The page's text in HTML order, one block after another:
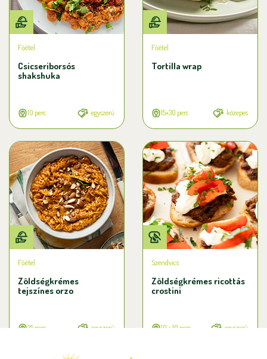
Főétel
Csicseriborsós
shakshuka
10 perc egyszerű
Főétel
Tortilla wrap
15+30 perc közepes
Főétel
Zöldségkrémes
tejszínes orzo
25 perc egyszerű
Szendvics
Zöldségkrémes ricottás
crostini
10 + 10 perc egyszerű